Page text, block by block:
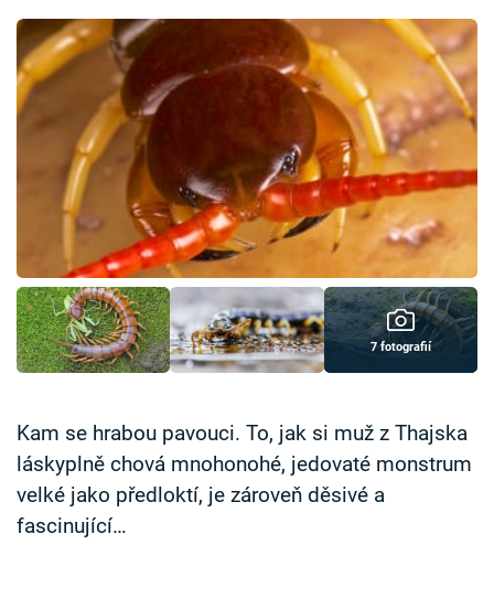
Témata
Pořady
TV Program
Časopis
Sledujte prima+
Přihlášení
7 fotografií
Kam se hrabou pavouci. To, jak si muž z Thajska
láskyplně chová mnohonohé, jedovaté monstrum
velké jako předloktí, je zároveň děsivé a
fascinující…